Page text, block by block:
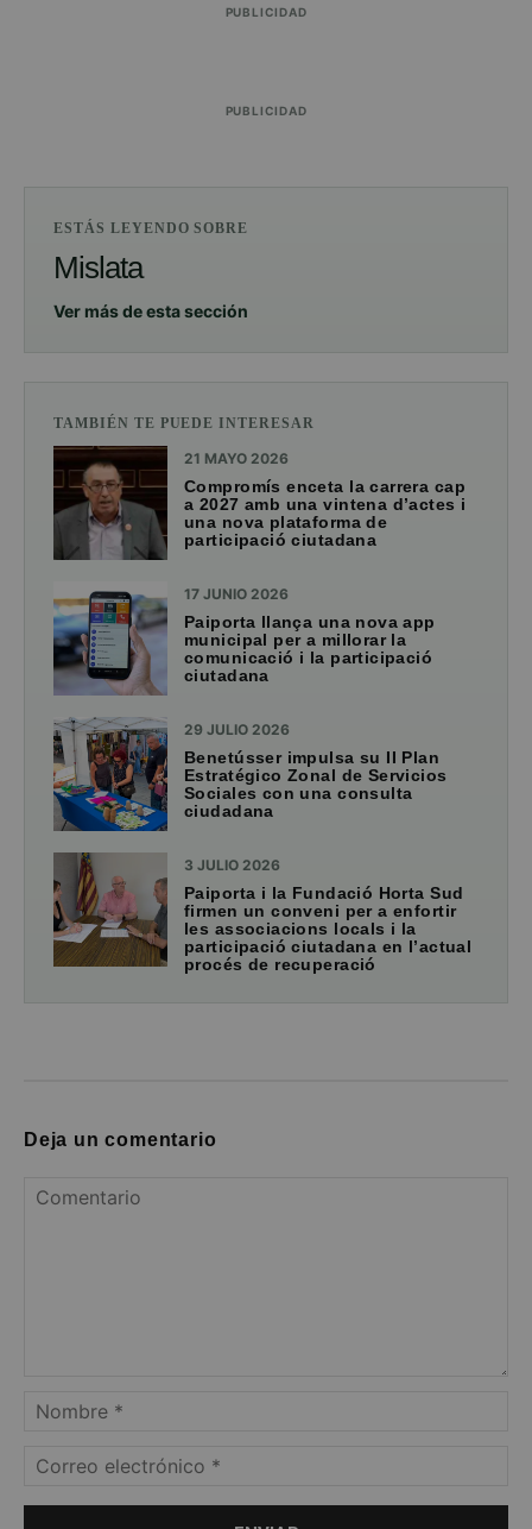
PUBLICIDAD
PUBLICIDAD
ESTÁS LEYENDO SOBRE
Mislata
Ver más de esta sección
TAMBIÉN TE PUEDE INTERESAR
21 MAYO 2026
Compromís enceta la carrera cap
a 2027 amb una vintena d’actes i
una nova plataforma de
participació ciutadana
17 JUNIO 2026
Paiporta llança una nova app
municipal per a millorar la
comunicació i la participació
ciutadana
29 JULIO 2026
Benetússer impulsa su II Plan
Estratégico Zonal de Servicios
Sociales con una consulta
ciudadana
3 JULIO 2026
Paiporta i la Fundació Horta Sud
firmen un conveni per a enfortir
les associacions locals i la
participació ciutadana en l’actual
procés de recuperació
Deja un comentario